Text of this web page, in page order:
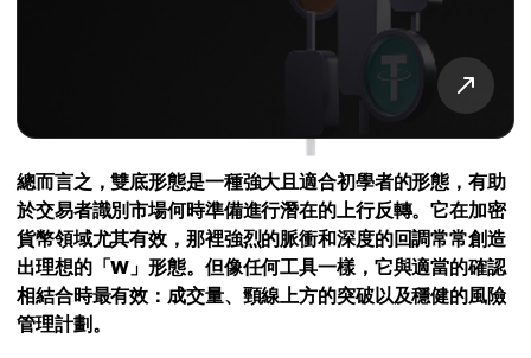
總而言之，雙底形態是一種強大且適合初學者的形態，有助
於交易者識別市場何時準備進行潛在的上行反轉。它在加密
貨幣領域尤其有效，那裡強烈的脈衝和深度的回調常常創造
出理想的「W」形態。但像任何工具一樣，它與適當的確認
相結合時最有效：成交量、頸線上方的突破以及穩健的風險
管理計劃。